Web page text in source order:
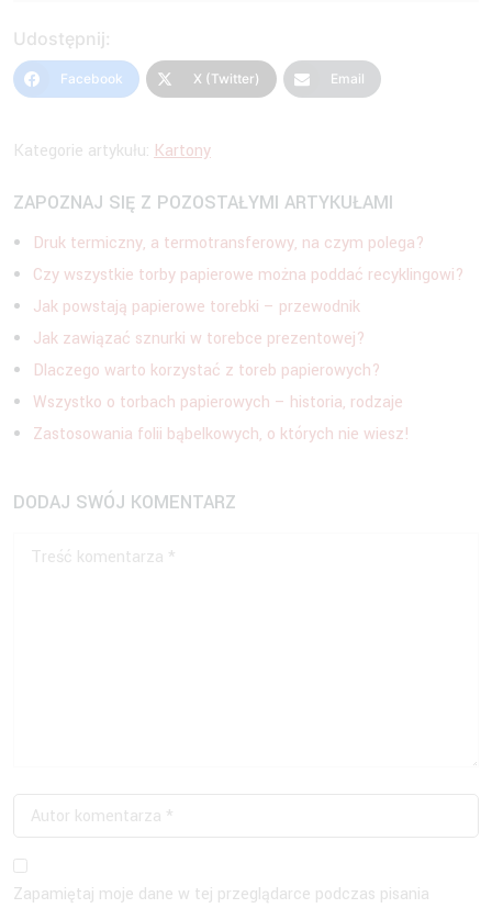
Udostępnij:
Facebook X (Twitter) Email
Kategorie artykułu: Kartony
ZAPOZNAJ SIĘ Z POZOSTAŁYMI ARTYKUŁAMI
Druk termiczny, a termotransferowy, na czym polega?
Czy wszystkie torby papierowe można poddać recyklingowi?
Jak powstają papierowe torebki – przewodnik
Jak zawiązać sznurki w torebce prezentowej?
Dlaczego warto korzystać z toreb papierowych?
Wszystko o torbach papierowych – historia, rodzaje
Zastosowania folii bąbelkowych, o których nie wiesz!
DODAJ SWÓJ KOMENTARZ
Zapamiętaj moje dane w tej przeglądarce podczas pisania